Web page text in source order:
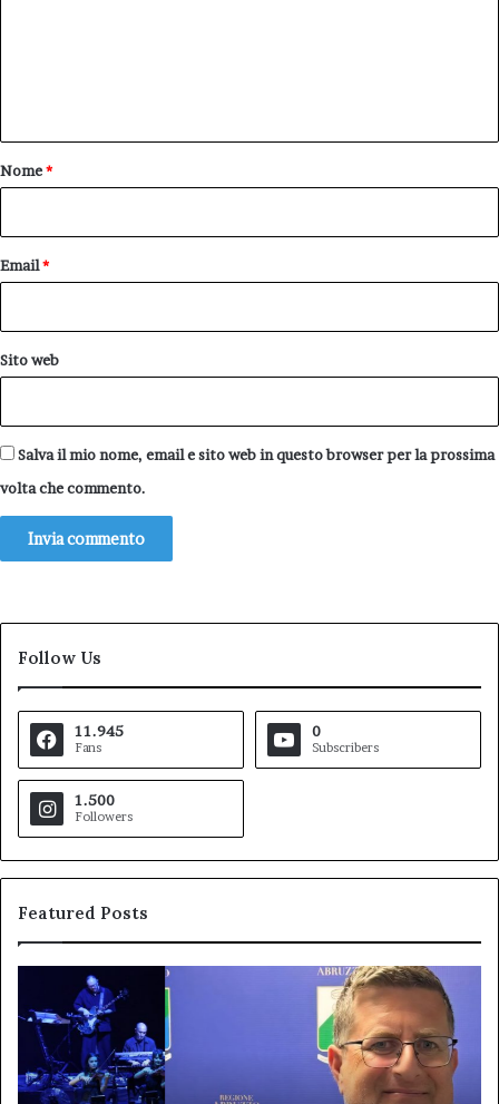
o
Nome*
Email*
Sito web
Salva il mio nome, email e sito web in questo browser per la prossima
volta che commento.
Follow Us
11.945
Fans
0
Subscribers
1.500
Followers
Featured Posts
Santangelo
accelera
sul
sociale:
“Insieme”
all’Aquila